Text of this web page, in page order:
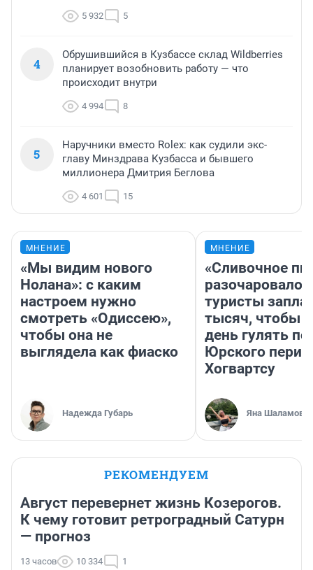
5 932 5
4
Обрушившийся в Кузбассе склад Wildberries
планирует возобновить работу — что
происходит внутри
4 994 8
5
Наручники вместо Rolex: как судили экс-
главу Минздрава Кузбасса и бывшего
миллионера Дмитрия Беглова
4 601 15
МНЕНИЕ
«Мы видим нового
Нолана»: с каким
настроем нужно
смотреть «Одиссею»,
чтобы она не
выглядела как фиаско
Надежда Губарь
МНЕНИЕ
«Сливочное
разочаровало»:
туристы
тысяч, чтобы
день гулять по
Юрского
Хогвартсу
Яна Шаламова
РЕКОМЕНДУЕМ
Август перевернет жизнь Козерогов.
К чему готовит ретроградный Сатурн
— прогноз
13 часов 10 334 1